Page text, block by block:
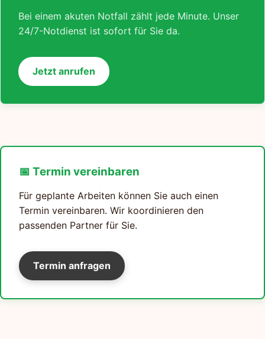
Bei einem akuten Notfall zählt jede Minute. Unser
24/7-Notdienst ist sofort für Sie da.
Jetzt anrufen
📅 Termin vereinbaren
Für geplante Arbeiten können Sie auch einen
Termin vereinbaren. Wir koordinieren den
passenden Partner für Sie.
Termin anfragen